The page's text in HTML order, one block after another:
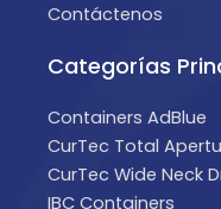
Contáctenos
Categorías
Containers AdBlue
CurTec Total
CurTec Wide Neck
IBC Containers